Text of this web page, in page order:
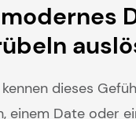
dieses
einem Date oder